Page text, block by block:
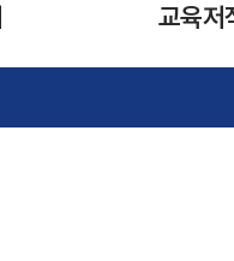
교육저